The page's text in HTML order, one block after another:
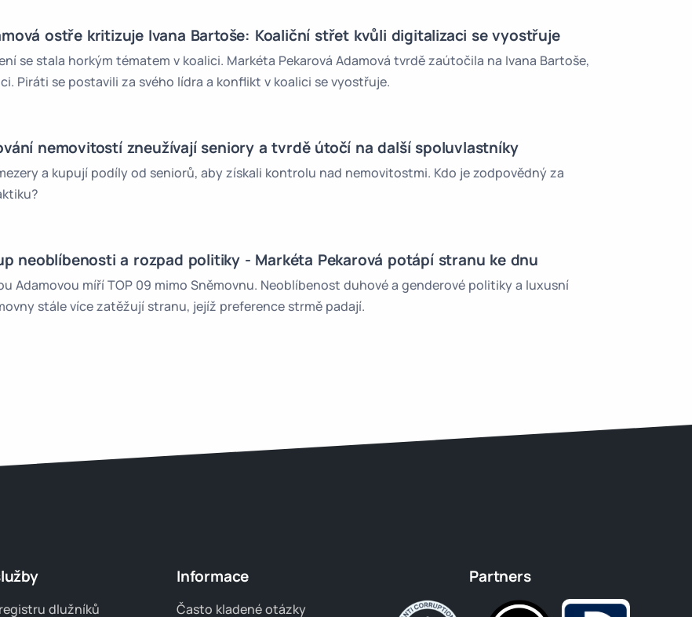
ostře kritizuje Ivana Bartoše: Koaliční střet kvůli digitalizaci se vyostřuje
se stala horkým tématem v koalici. Markéta Pekarová Adamová tvrdě zaútočila na Ivana Bartoše,
Piráti se postavili za svého lídra a konflikt v koalici se vyostřuje.
nemovitostí zneužívají seniory a tvrdě útočí na další spoluvlastníky
a kupují podíly od seniorů, aby získali kontrolu nad nemovitostmi. Kdo je zodpovědný za
neoblíbenosti a rozpad politiky - Markéta Pekarová potápí stranu ke dnu
Adamovou míří TOP 09 mimo Sněmovnu. Neoblíbenost duhové a genderové politiky a luxusní
stále více zatěžují stranu, jejíž preference strmě padají.
dlužníků
Informace
Často kladené otázky
Partners